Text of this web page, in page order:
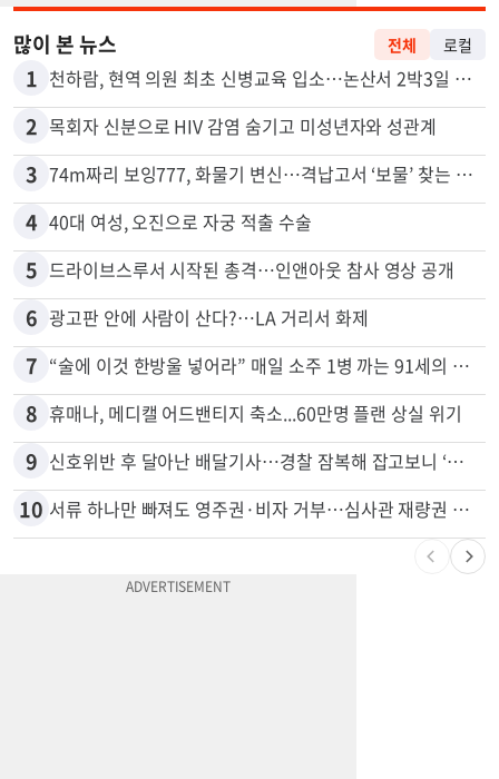
많이 본 뉴스 전체 로컬
1 천하람, 현역 의원 최초 신병교육 입소…논산서 2박3일 생활
2 목회자 신분으로 HIV 감염 숨기고 미성년자와 성관계
3 74m짜리 보잉777, 화물기 변신…격납고서 ‘보물’ 찾는 인천공항
4 40대 여성, 오진으로 자궁 적출 수술
5 드라이브스루서 시작된 총격…인앤아웃 참사 영상 공개
6 광고판 안에 사람이 산다?…LA 거리서 화제
7 “술에 이것 한방울 넣어라” 매일 소주 1병 까는 91세의 철칙
8 휴매나, 메디캘 어드밴티지 축소...60만명 플랜 상실 위기
9 신호위반 후 달아난 배달기사…경찰 잠복해 잡고보니 ‘반전’
10 서류 하나만 빠져도 영주권·비자 거부…심사관 재량권 대폭 확대